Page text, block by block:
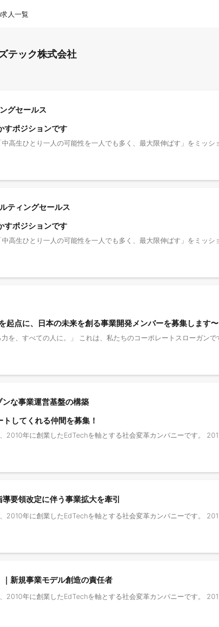
人一覧
テック株式会社
グセールス
すポジションです
ティングセールス
すポジションです
起点に、日本の未来を創る事業開発メンバーを募集します〜
ンな事業運営基盤の構築
してくれる仲間を募集！
要領改定に伴う事業拡大を牽引
｜新規事業モデル創造の責任者